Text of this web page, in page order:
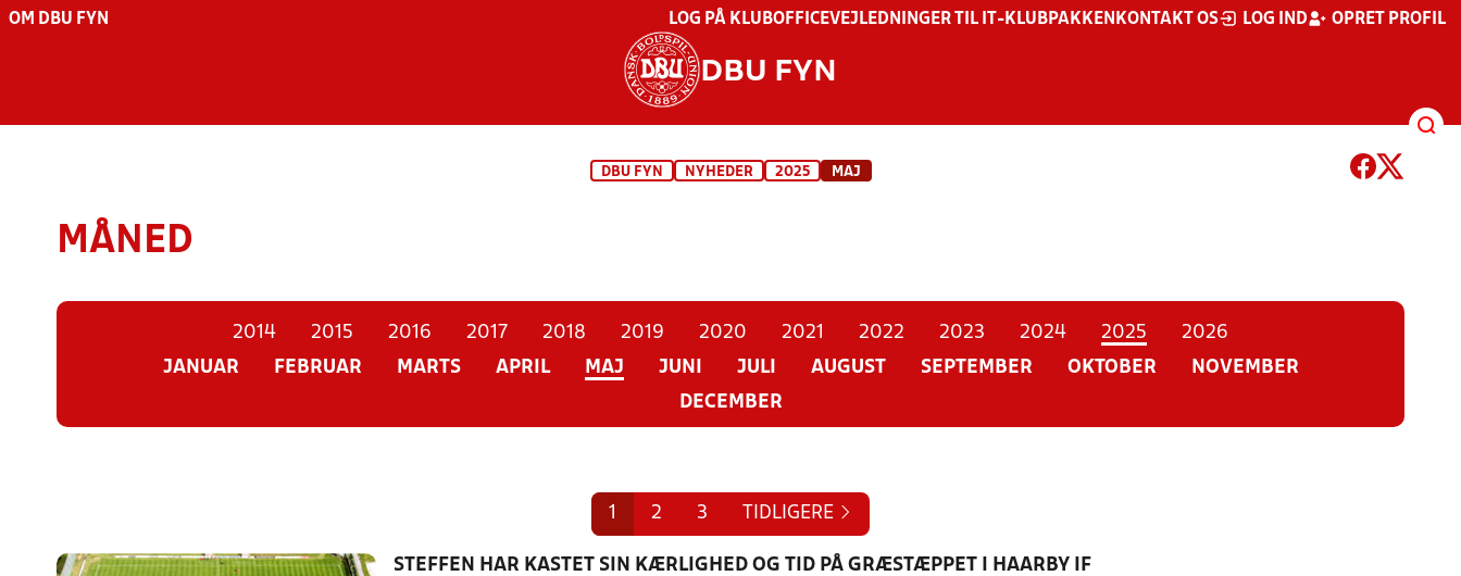
OM DBU FYN LOG PÅ KLUBOFFICEVEJLEDNINGER TIL IT-KLUBPAKKEN KONTAKT OS LOG IND OPRET PROFIL
DBU FYN
DBU FYN NYHEDER 2025 MAJ
MÅNED
2014 2015 2016 2017 2018 2019 2020 2021 2022 2023 2024 2025
2026
JANUAR
FEBRUAR MARTS APRIL MAJ JUNI JULI AUGUST SEPTEMBER OKTOBER
NOVEMBER
DECEMBER
1 2 3 TIDLIGERE
STEFFEN HAR KASTET SIN KÆRLIGHED OG TID PÅ GRÆSTÆPPET I HAARBY IF